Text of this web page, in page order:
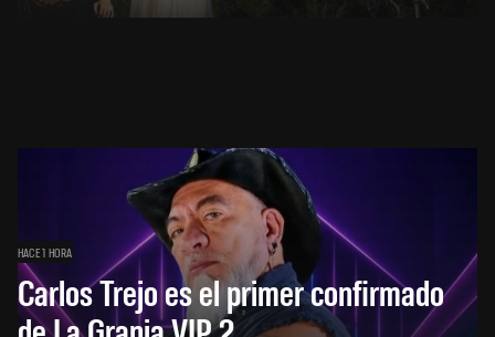
HACE 1 HORA
Carlos Trejo es el primer confirmado